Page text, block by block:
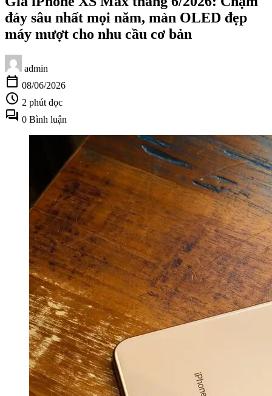
đáy sâu nhất mọi năm, màn OLED đẹp
máy mượt cho nhu cầu cơ bản
admin
calendar_today 08/06/2026
schedule 2 phút đọc
forum 0 Bình luận